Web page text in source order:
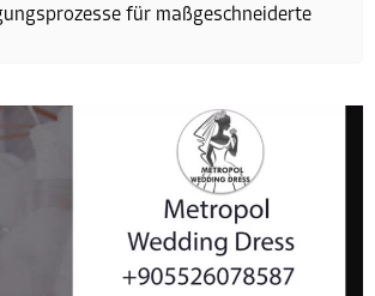
für maßgeschneiderte